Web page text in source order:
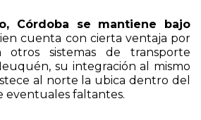
Córdoba se mantiene bajo
cuenta con cierta ventaja por
otros sistemas de transporte
su integración al mismo
al norte la ubica dentro del
eventuales faltantes.